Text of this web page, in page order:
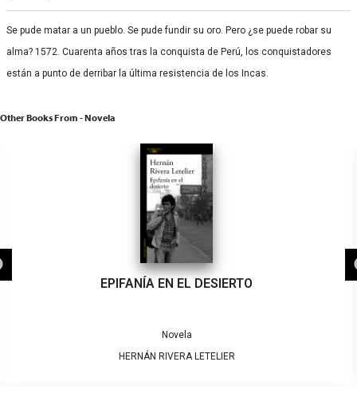
Se pude matar a un pueblo. Se pude fundir su oro. Pero ¿se puede robar su
alma? 1572. Cuarenta años tras la conquista de Perú, los conquistadores
están a punto de derribar la última resistencia de los Incas.
Other Books From - Novela
EPIFANÍA EN EL DESIERTO
Novela
HERNÁN RIVERA LETELIER